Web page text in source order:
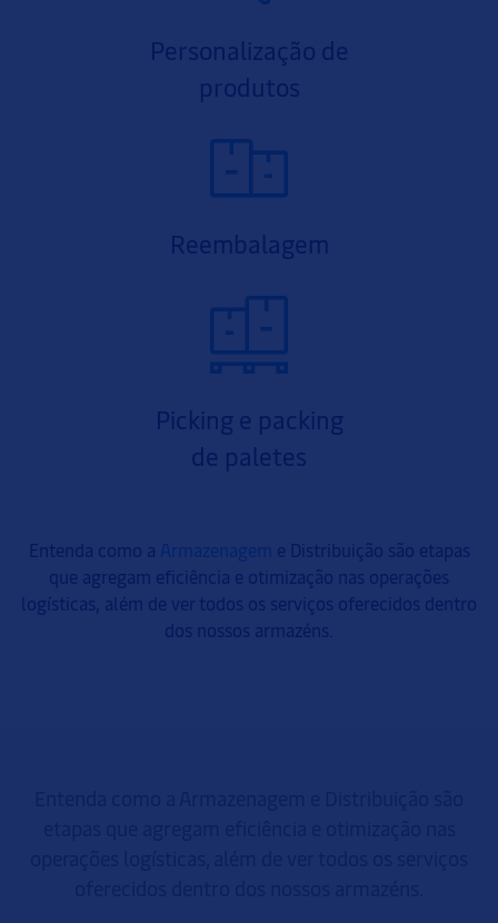
Personalização de
produtos
Reembalagem
Picking e packing
de paletes
Entenda como a Armazenagem e Distribuição são etapas
que agregam eficiência e otimização nas operações
logísticas, além de ver todos os serviços oferecidos dentro
dos nossos armazéns.